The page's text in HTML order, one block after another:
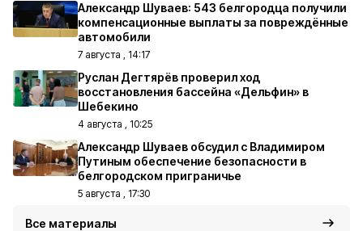
Александр Шуваев: 543 белгородца получили
компенсационные выплаты за повреждённые
автомобили
7 августа , 14:17
Руслан Дегтярёв проверил ход
восстановления бассейна «Дельфин» в
Шебекино
4 августа , 10:25
Александр Шуваев обсудил с Владимиром
Путиным обеспечение безопасности в
белгородском приграничье
5 августа , 17:30
Все материалы